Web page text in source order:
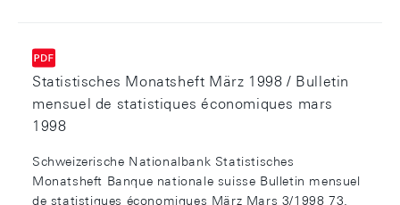
Statistisches Monatsheft März 1998 / Bulletin
mensuel de statistiques économiques mars
1998
Schweizerische Nationalbank Statistisches
Monatsheft Banque nationale suisse Bulletin mensuel
de statistiques économiques März Mars 3/1998 73.